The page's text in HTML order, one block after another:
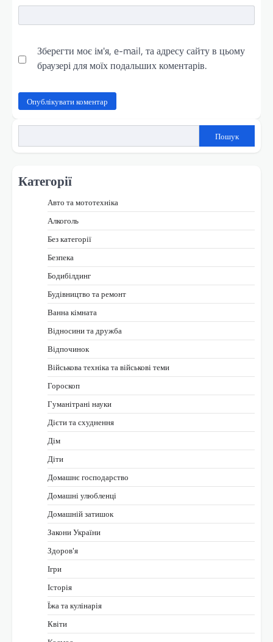
Зберегти моє ім'я, e-mail, та адресу сайту в цьому
браузері для моїх подальших коментарів.
Пошук
Категорії
Авто та мототехніка
Алкоголь
Без категорії
Безпека
Бодибілдинг
Будівництво та ремонт
Ванна кімната
Відносини та дружба
Відпочинок
Військова техніка та військові теми
Гороскоп
Гуманітрані науки
Дієти та схуднення
Дім
Діти
Домашнє господарство
Домашні улюбленці
Домашній затишок
Закони України
Здоров'я
Ігри
Історія
Їжа та кулінарія
Квіти